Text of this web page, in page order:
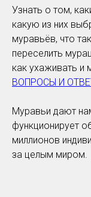
Узнать о том,
какую из них
муравьёв, что
переселить
как ухаживать и
ВОПРОСЫ И
Муравьи дают
функционирует
миллионов
за целым миром.